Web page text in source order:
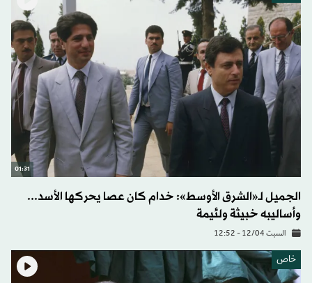
01:31
الجميل لـ«الشرق الأوسط»: خدام كان عصا يحركها الأسد...
وأساليبه خبيثة ولئيمة
السبت 12/04 - 12:52
خاص